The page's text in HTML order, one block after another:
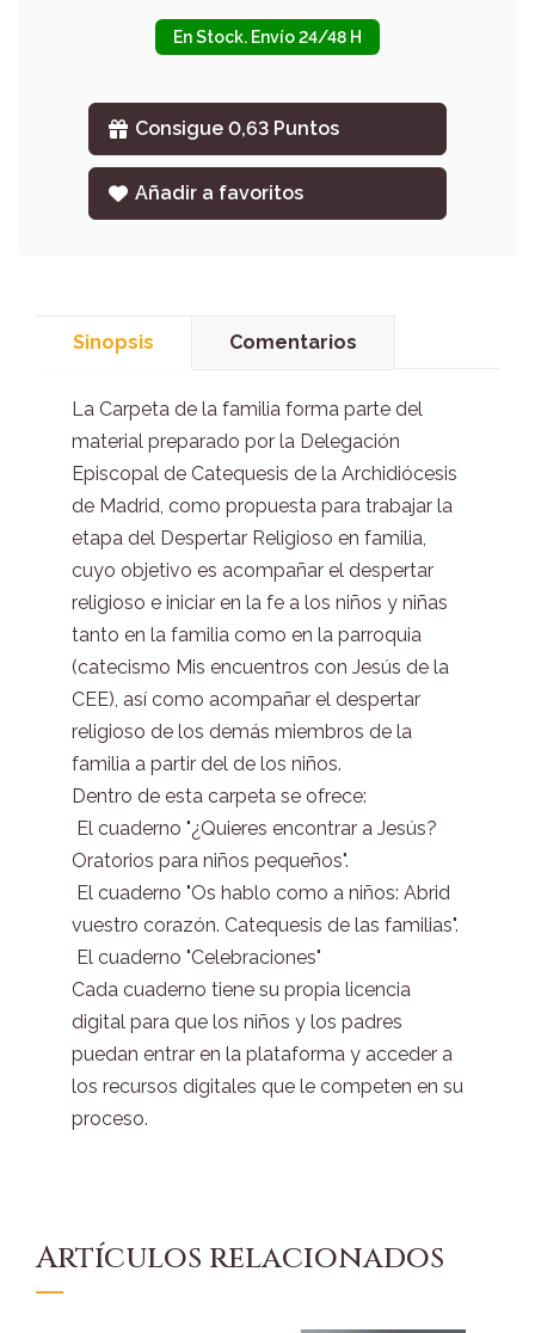
En Stock. Envío 24/48 H
Consigue 0,63 Puntos
Añadir a favoritos
Sinopsis Comentarios
La Carpeta de la familia forma parte del
material preparado por la Delegación
Episcopal de Catequesis de la Archidiócesis
de Madrid, como propuesta para trabajar la
etapa del Despertar Religioso en familia,
cuyo objetivo es acompañar el despertar
religioso e iniciar en la fe a los niños y niñas
tanto en la familia como en la parroquia
(catecismo Mis encuentros con Jesús de la
CEE), así como acompañar el despertar
religioso de los demás miembros de la
familia a partir del de los niños.
Dentro de esta carpeta se ofrece:
 El cuaderno "¿Quieres encontrar a Jesús?
Oratorios para niños pequeños".
 El cuaderno "Os hablo como a niños: Abrid
vuestro corazón. Catequesis de las familias".
 El cuaderno "Celebraciones"
Cada cuaderno tiene su propia licencia
digital para que los niños y los padres
puedan entrar en la plataforma y acceder a
los recursos digitales que le competen en su
proceso.
Artículos relacionados